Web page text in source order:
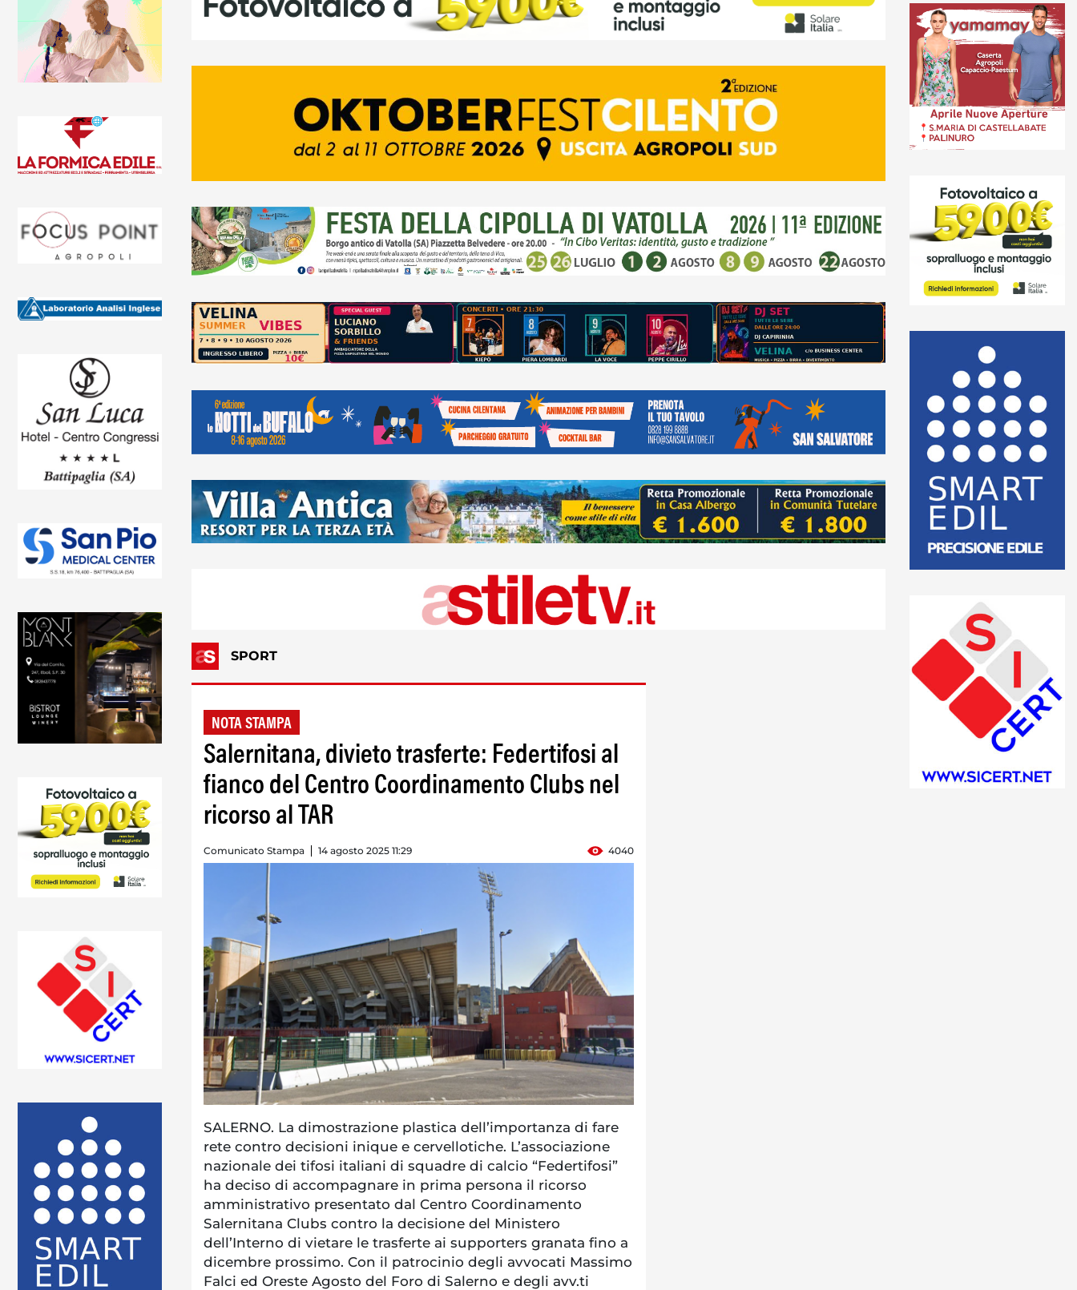
SPORT
NOTA STAMPA
Salernitana, divieto trasferte: Federtifosi al
fianco del Centro Coordinamento Clubs nel
ricorso al TAR
Comunicato Stampa 14 agosto 2025 11:29 4040
SALERNO. La dimostrazione plastica dell’importanza di fare
rete contro decisioni inique e cervellotiche. L’associazione
nazionale dei tifosi italiani di squadre di calcio “Federtifosi”
ha deciso di accompagnare in prima persona il ricorso
amministrativo presentato dal Centro Coordinamento
Salernitana Clubs contro la decisione del Ministero
dell’Interno di vietare le trasferte ai supporters granata fino a
dicembre prossimo. Con il patrocinio degli avvocati Massimo
Falci ed Oreste Agosto del Foro di Salerno e degli avv.ti